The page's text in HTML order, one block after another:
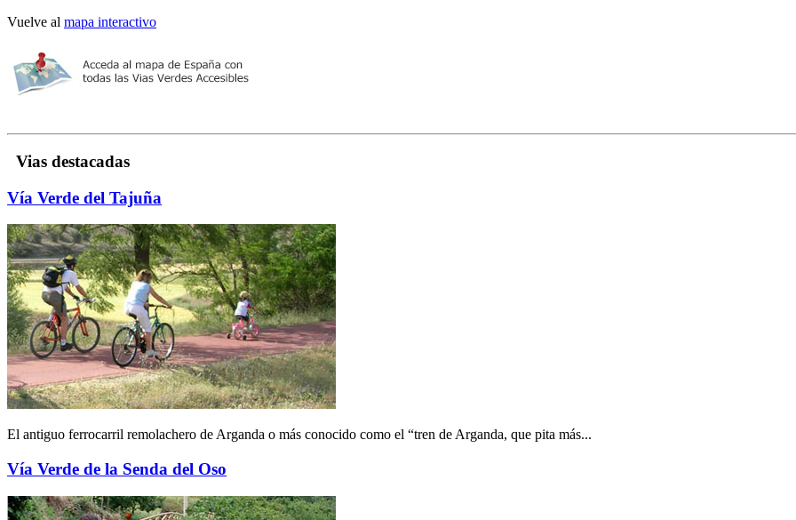
Vuelve al mapa interactivo
Vias destacadas
Vía Verde del Tajuña
El antiguo ferrocarril remolachero de Arganda o más conocido como el “tren de Arganda, que pita más...
Vía Verde de la Senda del Oso